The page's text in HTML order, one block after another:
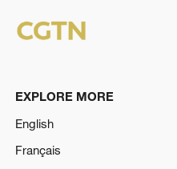
EXPLORE MORE
English
Français